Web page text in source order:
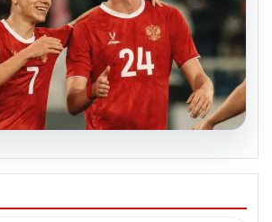
Galatasaray
Yanıt!